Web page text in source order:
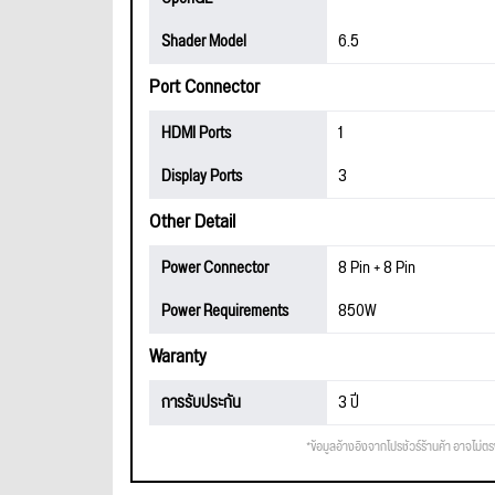
Shader Model
6.5
Port Connector
HDMI Ports
1
Display Ports
3
Other Detail
Power Connector
8 Pin + 8 Pin
Power Requirements
850W
Waranty
การรับประกัน 3 ปี
*ข้อมูลอ้างอิงจากโปรชัวร์ร้านค้า อาจไม่